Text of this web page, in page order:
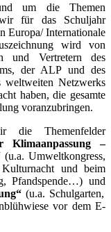
um die Themen
für das Schuljahr
Europa/ Internationale
wird von
und Vertretern des
der ALP und des
Netzwerks
haben, die gesamte
voranzubringen.
die Themenfelder
Klimaanpassung –
(u.a. Umweltkongress,
und beim
Pfandspende…) und
(u.a. Schulgarten,
vor dem E-